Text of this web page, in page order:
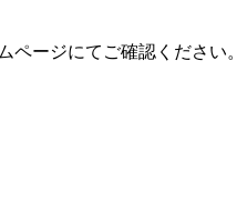
ージにてご確認ください。